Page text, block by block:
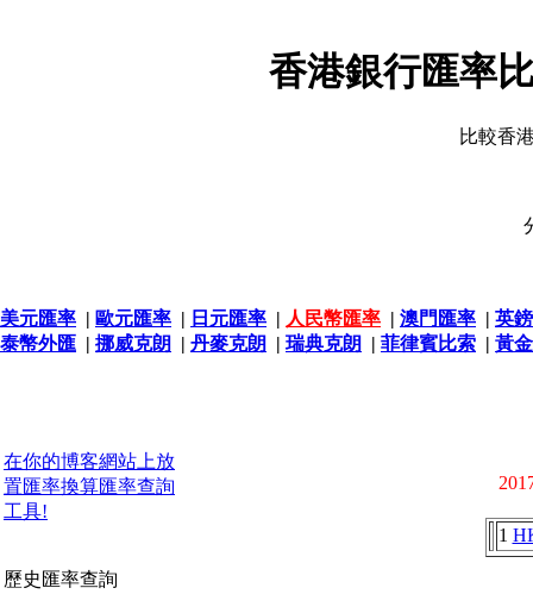
香港銀行匯率
比較香
美元匯率 | 歐元匯率 | 日元匯率 | 人民幣匯率 | 澳門匯率 | 英
泰幣外匯 | 挪威克朗 | 丹麥克朗 | 瑞典克朗 | 菲律賓比索 | 黃
在你的博客網站上放
置匯率換算匯率查詢
工具!
歷史匯率查詢
1